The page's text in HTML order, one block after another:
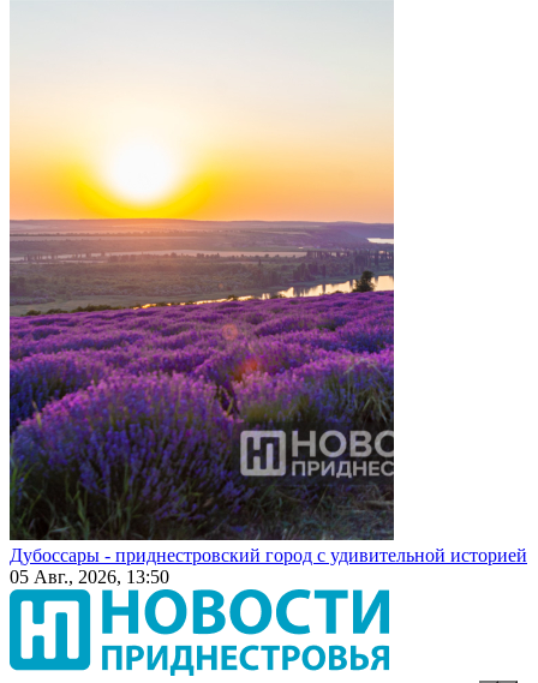
Дубоссары - приднестровский город с удивительной историей
05 Авг., 2026, 13:50